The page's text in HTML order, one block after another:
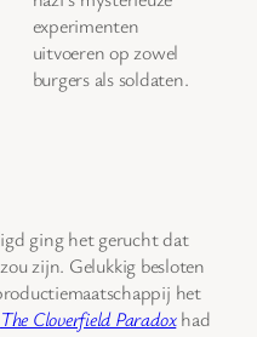
experimenten
uitvoeren op zowel
burgers als soldaten.
ging het gerucht dat
zijn. Gelukkig besloten
het
The Cloverfield Paradoxhad